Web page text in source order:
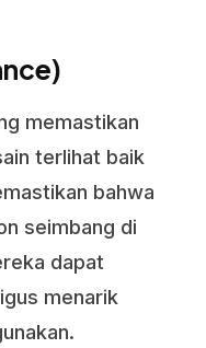
memastikan
terlihat baik
bahwa
seimbang di
dapat
menarik